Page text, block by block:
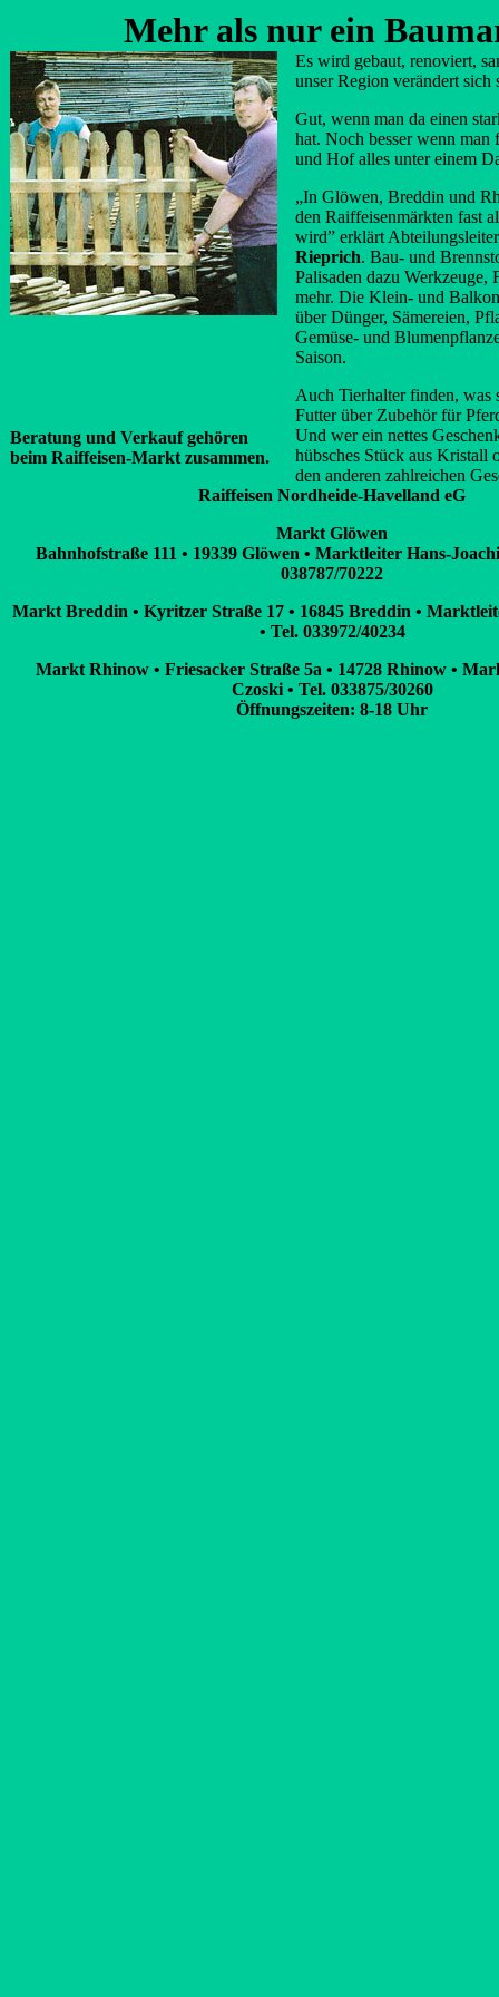
Mehr als nur ein
Es wird gebaut, renoviert,
unser Region verändert sich
Gut, wenn man da einen
hat. Noch besser wenn man
und Hof alles unter einem
„In Glöwen, Breddin und
den Raiffeisenmärkten fast
wird” erklärt
Rieprich. Bau- und
Palisaden dazu Werkzeuge,
mehr. Die Klein- und
über Dünger, Sämereien,
Gemüse- und
Saison.
Auch Tierhalter finden, was
Futter über Zubehör für
Und wer ein nettes
hübsches Stück aus Kristall
den anderen zahlreichen
Beratung und Verkauf gehören
beim Raiffeisen-Markt zusammen.
Raiffeisen Nordheide-Havelland eG
Markt Glöwen
Bahnhofstraße 111 • 19339 Glöwen • Marktleiter Hans-
038787/70222
Markt Breddin • Kyritzer Straße 17 • 16845 Breddin •
• Tel. 033972/40234
Markt Rhinow • Friesacker Straße 5a • 14728 Rhinow •
Czoski • Tel. 033875/30260
Öffnungszeiten: 8-18 Uhr